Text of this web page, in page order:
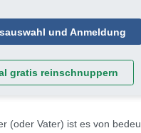
und Anmeldung
gratis reinschnuppern
(oder Vater) ist es von